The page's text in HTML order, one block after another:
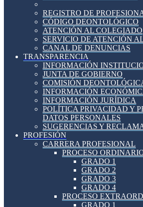
REGISTRO DE
CÓDIGO DEONTOLÓGICO
ATENCIÓN AL COLEGIADO
SERVICIO DE ATENCIÓN
CANAL DE DENUNCIAS
TRANSPARENCIA
INFORMACIÓN
JUNTA DE GOBIERNO
COMISIÓN
INFORMACIÓN
INFORMACIÓN JURÍDICA
POLÍTICA PRIVACIDAD Y
DATOS PERSONALES
SUGERENCIAS Y
PROFESIÓN
CARRERA PROFESIONAL
PROCESO
GRADO 1
GRADO 2
GRADO 3
GRADO 4
PROCESO
GRADO 1